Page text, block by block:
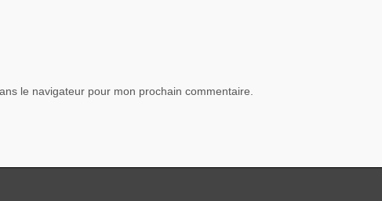
le navigateur pour mon prochain commentaire.